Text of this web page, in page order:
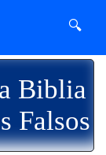
🔍
Biblia
Falsos